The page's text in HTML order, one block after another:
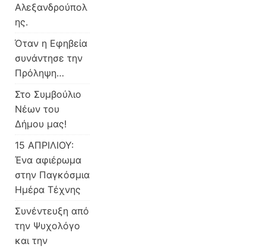
Αλεξανδρούπολ
ης.
Όταν η Εφηβεία
συνάντησε την
Πρόληψη…
Στο Συμβούλιο
Νέων του
Δήμου μας!
15 ΑΠΡΙΛΙΟΥ:
Ένα αφιέρωμα
στην Παγκόσμια
Ημέρα Τέχνης
Συνέντευξη από
την Ψυχολόγο
και την